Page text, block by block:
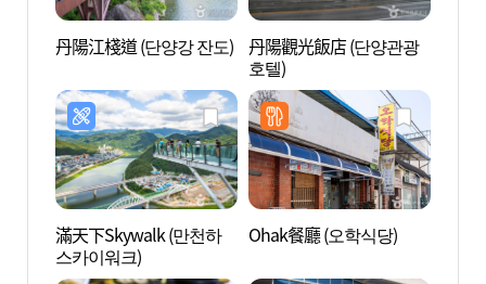
丹陽江棧道 (단양강 잔도)
丹陽觀光飯店 (단양관광
호텔)
滿天下Skywalk (만천하
스카이워크)
Ohak餐廳 (오학식당)